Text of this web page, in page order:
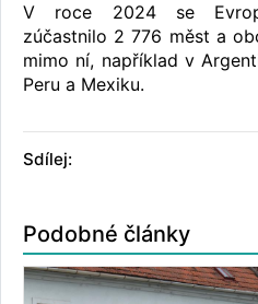
V roce 2024 se
zúčastnilo 2 776 měst a
mimo ní, například v
Peru a Mexiku.
Sdílej:
Podobné články